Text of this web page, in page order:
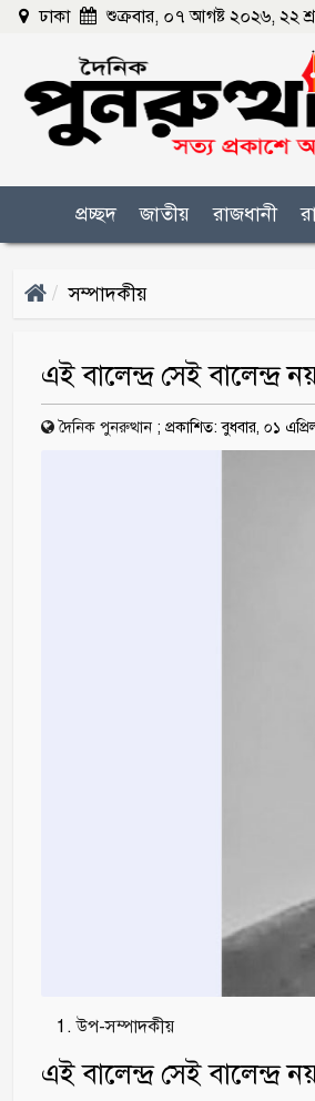
ঢাকা শুক্রবার, ০৭ আগষ্ট ২০২৬, ২২
প্রচ্ছদ জাতীয় রাজধানী
সম্পাদকীয়
এই বালেন্দ্র সেই বালেন্দ্র
দৈনিক পুনরুত্থান ; প্রকাশিত: বুধবার, ০১
উপ-সম্পাদকীয়
এই বালেন্দ্র সেই বালেন্দ্র